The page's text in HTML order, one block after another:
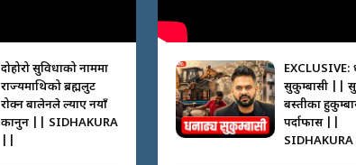
दोहोरो सुविधाको नाममा
राज्यमाथिको ब्रह्मलुट
रोक्न बालेनले ल्याए नयाँ
कानुन || SIDHAKURA
EXCLUSIVE:
सुकुम्बासी ||
बस्तीका
पर्दाफास ||
SIDHAKURA